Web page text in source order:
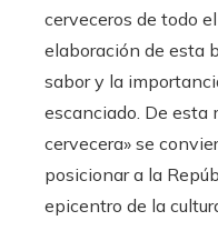
cerveceros de todo
elaboración de esta
sabor y la
escanciado. De esta
cervecera» se
posicionar a la
epicentro de la